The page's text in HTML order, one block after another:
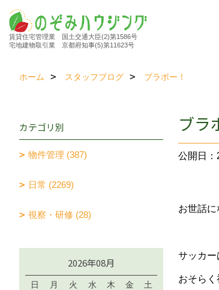
賃貸住宅管理業 国土交通大臣(2)第1586号
宅地建物取引業 京都府知事(5)第11623号
ホーム スタッフブログ ブラボー！
ブラ
公開日：
お世話に
サッカ
おそらく
カテゴリ別
物件管理 (387)
日常 (2269)
視察・研修 (28)
2026年08月
日 月 火 水 木 金
土